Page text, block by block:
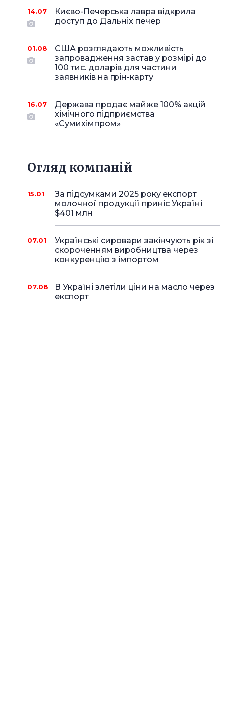
14.07
Києво-Печерська лавра відкрила
доступ до Дальніх печер
01.08
США розглядають можливість
запровадження застав у розмірі до
100 тис. доларів для частини
заявників на грін-карту
16.07
Держава продає майже 100% акцій
хімічного підприємства
«Сумихімпром»
Огляд компаній
15.01
За підсумками 2025 року експорт
молочної продукції приніс Україні
$401 млн
07.01
Українські сировари закінчують рік зі
скороченням виробництва через
конкуренцію з імпортом
07.08
В Україні злетіли ціни на масло через
експорт